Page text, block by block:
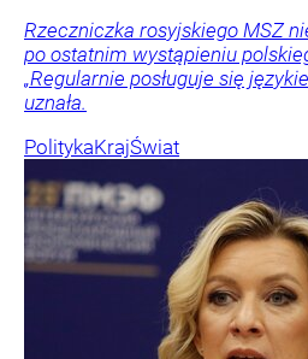
Rzeczniczka rosyjskiego MSZ
po ostatnim wystąpieniu
„Regularnie posługuje się
uznała.
PolitykaKrajŚwiat